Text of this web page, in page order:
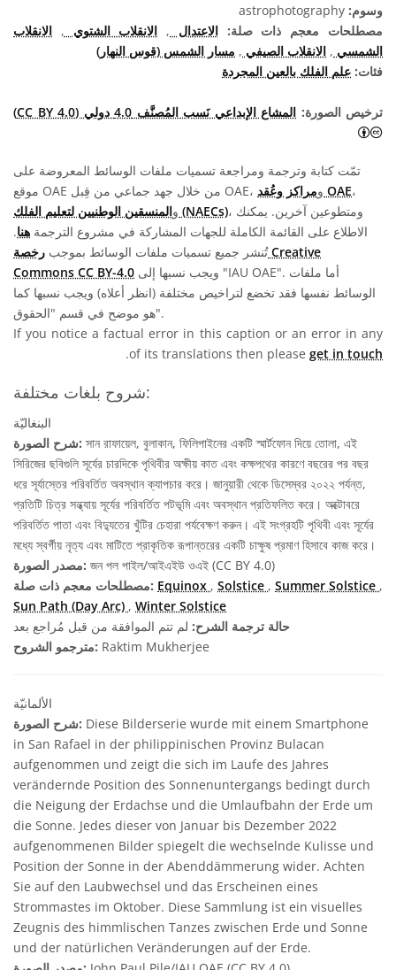
وسوم:
مصطلحات معجم ذات صلة: الاعتدال , الانقلاب الشتوي , الانقلاب
الشمسي , الانقلاب الصيفي , مسار الشمس (قوس النهار)
فئات: علم الفلك بالعين المجردة
ترخيص الصورة: المشاع الإبداعي نَسب المُصنَّف 4.0 دولي (CC BY 4.0)
المشاع الإبداعي نَسب المُصنَّف 4.0 دولي (CC BY 4.0) أيقونات
تمّت كتابة وترجمة ومراجعة تسميات ملفات الوسائط المعروضة على
موقع OAE من خلال جهد جماعي من قِبل OAE، و مراكز وعُقد OAE،
و المنسقين الوطنيين لتعليم الفلك (NAECs)، ومتطوعين آخرين. يمكنك
الاطلاع على القائمة الكاملة للجهات المشاركة في مشروع الترجمة هنا.
تُنشر جميع تسميات ملفات الوسائط بموجب رخصة Creative
Commons CC BY-4.0
الوسائط نفسها فقد تخضع لتراخيص مختلفة (انظر أعلاه) ويجب نسبها كما
هو موضح في قسم "الحقوق".
If you notice a factual error in this caption or an error in any
of its translations then please get in touch
.
شروح بلغات مختلفة:
البنغاليّة
شرح الصورة: সান রাফায়েল, বুলাকান, ফিলিপাইনের একটি স্মার্টফোন দিয়ে তোলা, এই
সিরিজের ছবিগুলি সূর্যের চারদিকে পৃথিবীর অক্ষীয় কাত এবং কক্ষপথের কারণে বছরের পর বছর
ধরে সূর্যাস্তের পরিবর্তিত অবস্থান ক্যাপচার করে। জানুয়ারী থেকে ডিসেম্বর ২০২২ পর্যন্ত,
প্রতিটি চিত্র সন্ধ্যায় সূর্যের পরিবর্তিত পটভূমি এবং অবস্থান প্রতিফলিত করে। অক্টোবরে
পরিবর্তিত পাতা এবং বিদ্যুতের খুঁটির চেহারা পর্যবেক্ষণ করুন। এই সংগ্রহটি পৃথিবী এবং সূর্যের
মধ্যে স্বর্গীয় নৃত্য এবং মাটিতে প্রাকৃতিক রূপান্তরের একটি চাক্ষুষ প্রমাণ হিসাবে কাজ করে।
مصدر الصورة: জন পল পাইল/আইএইউ ওএই (CC BY 4.0)
مصطلحات معجم ذات صلة: Equinox , Solstice , Summer Solstice ,
Sun Path (Day Arc) , Winter Solstice
حالة ترجمة الشرح: لم تتم الموافقة من قبل مُراجع بعد
مترجمو الشروح: Raktim Mukherjee
الألمانيّة
شرح الصورة: Diese Bilderserie wurde mit einem Smartphone
in San Rafael in der philippinischen Provinz Bulacan
aufgenommen und zeigt die sich im Laufe des Jahres
verändernde Position des Sonnenuntergangs bedingt durch
die Neigung der Erdachse und die Umlaufbahn der Erde um
die Sonne. Jedes dieser von Januar bis Dezember 2022
aufgenommenen Bilder spiegelt die wechselnde Kulisse und
Position der Sonne in der Abenddämmerung wider. Achten
Sie auf den Laubwechsel und das Erscheinen eines
Strommastes im Oktober. Diese Sammlung ist ein visuelles
Zeugnis des himmlischen Tanzes zwischen Erde und Sonne
und der natürlichen Veränderungen auf der Erde.